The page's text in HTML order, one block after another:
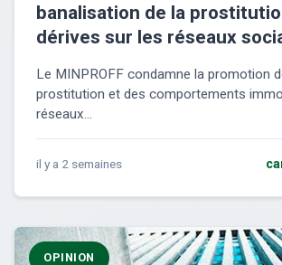
banalisation de la
dérives sur les réseaux
Le MINPROFF condamne la promotion
prostitution et des comportements
réseaux...
il y a 2 semaines
OPINION